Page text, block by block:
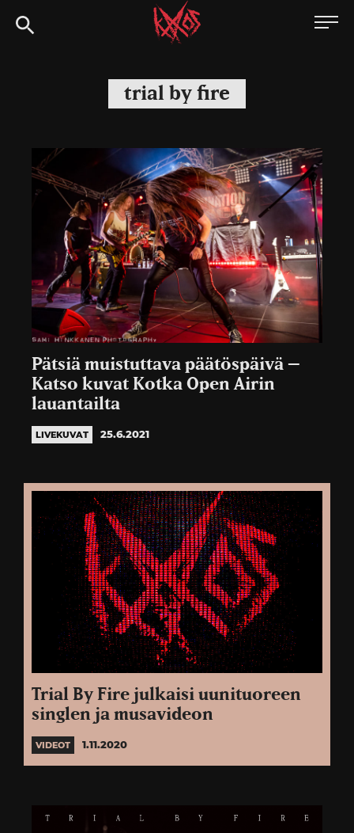
Siirry
suoraan
Kaaoszine
trial by fire
Pätsiä muistuttava päätöspäivä –
Katso kuvat Kotka Open Airin
lauantailta
LIVEKUVAT 25.6.2021
Trial By Fire julkaisi uunituoreen
singlen ja musavideon
VIDEOT 1.11.2020